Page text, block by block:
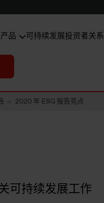
产品 可持续发展投资者关系
2020 年 ESG 报告亮点
可持续发展工作